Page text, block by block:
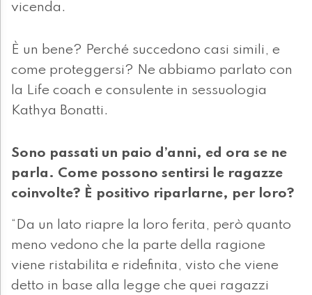
vicenda.
È un bene? Perché succedono casi simili, e
come proteggersi? Ne abbiamo parlato con
la Life coach e consulente in sessuologia
Kathya Bonatti.
Sono passati un paio d’anni, ed ora se ne
parla. Come possono sentirsi le ragazze
coinvolte? È positivo riparlarne, per loro?
“Da un lato riapre la loro ferita, però quanto
meno vedono che la parte della ragione
viene ristabilita e ridefinita, visto che viene
detto in base alla legge che quei ragazzi